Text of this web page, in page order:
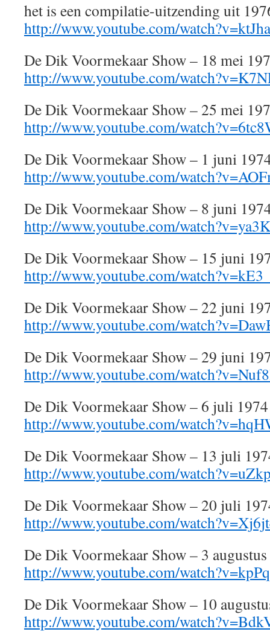
het is een compilatie-uitzending uit
http://www.youtube.com/
De Dik Voormekaar Show – 18 mei
http://www.youtube.com/
De Dik Voormekaar Show – 25 mei
http://www.youtube.com/
De Dik Voormekaar Show – 1 juni
http://www.youtube.com/
De Dik Voormekaar Show – 8 juni
http://www.youtube.com/
De Dik Voormekaar Show – 15 juni
http://www.youtube.com/
De Dik Voormekaar Show – 22 juni
http://www.youtube.com/
De Dik Voormekaar Show – 29 juni
http://www.youtube.com/
De Dik Voormekaar Show – 6 juli 1974
http://www.youtube.com/
De Dik Voormekaar Show – 13 juli
http://www.youtube.com/
De Dik Voormekaar Show – 20 juli
http://www.youtube.com/
De Dik Voormekaar Show – 3
http://www.youtube.com/
De Dik Voormekaar Show – 10
http://www.youtube.com/